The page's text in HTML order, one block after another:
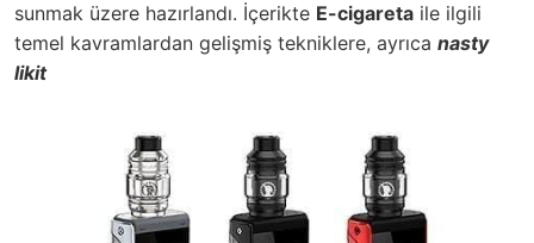
sunmak üzere hazırlandı. İçerikte E-cigareta ile ilgili
temel kavramlardan gelişmiş tekniklere, ayrıca nasty
likit